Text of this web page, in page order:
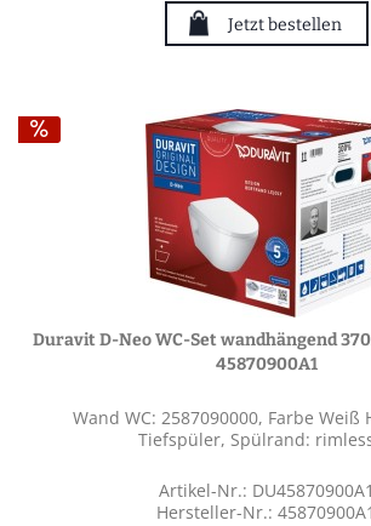
Jetzt bestellen
Duravit D-Neo WC-Set wandhängend
45870900A1
Wand WC: 2587090000, Farbe Weiß
Tiefspüler, Spülrand:
Artikel-Nr.: DU45870900A1
Hersteller-Nr.: 45870900A1